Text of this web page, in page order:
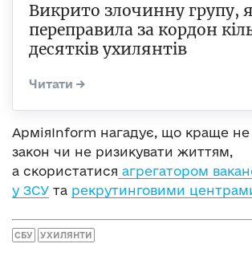
Викрито злочинну групу,
переправила за кордон
десятків ухилянтів
АрміяInform нагадує, що краще
закон чи не ризикувати життям,
а скористатися агрегатором
у ЗСУ та рекрутинговими
СБУ УХИЛЯНТИ